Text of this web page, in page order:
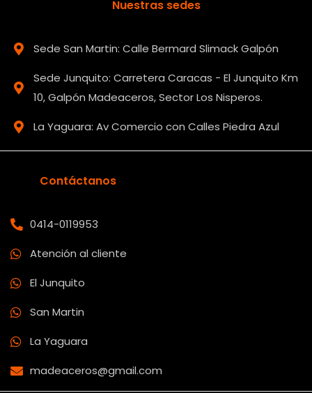
Contáctanos
0414-0119953
Atención al cliente
El Junquito
San Martin
La Yaguara
madeaceros@gmail.com
Nuestras sedes
Sede San Martin: Calle Bermard Slimack Galpón
Sede Junquito: Carretera Caracas - El Junquito Km
10, Galpón Madeaceros, Sector Los Nisperos.
La Yaguara: Av Comercio con Calles Piedra Azul